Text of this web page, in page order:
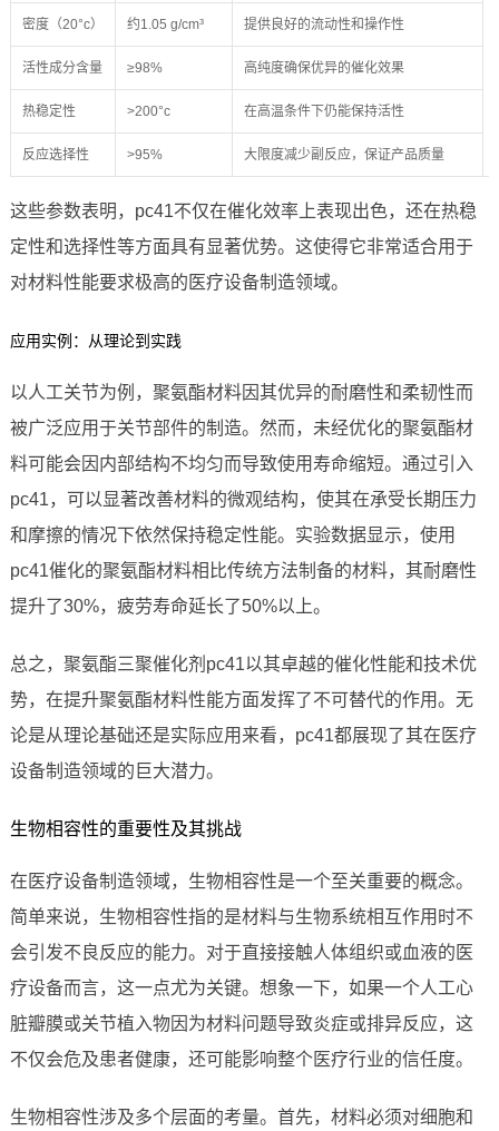
密度（20°c） 约1.05 g/cm³ 提供良好的流动性和操作性
活性成分含量 ≥98% 高纯度确保优异的催化效果
热稳定性 >200°c 在高温条件下仍能保持活性
反应选择性 >95% 大限度减少副反应，保证产品质量
这些参数表明，pc41不仅在催化效率上表现出色，还在热稳
定性和选择性等方面具有显著优势。这使得它非常适合用于
对材料性能要求极高的医疗设备制造领域。
应用实例：从理论到实践
以人工关节为例，聚氨酯材料因其优异的耐磨性和柔韧性而
被广泛应用于关节部件的制造。然而，未经优化的聚氨酯材
料可能会因内部结构不均匀而导致使用寿命缩短。通过引入
pc41，可以显著改善材料的微观结构，使其在承受长期压力
和摩擦的情况下依然保持稳定性能。实验数据显示，使用
pc41催化的聚氨酯材料相比传统方法制备的材料，其耐磨性
提升了30%，疲劳寿命延长了50%以上。
总之，聚氨酯三聚催化剂pc41以其卓越的催化性能和技术优
势，在提升聚氨酯材料性能方面发挥了不可替代的作用。无
论是从理论基础还是实际应用来看，pc41都展现了其在医疗
设备制造领域的巨大潜力。
生物相容性的重要性及其挑战
在医疗设备制造领域，生物相容性是一个至关重要的概念。
简单来说，生物相容性指的是材料与生物系统相互作用时不
会引发不良反应的能力。对于直接接触人体组织或血液的医
疗设备而言，这一点尤为关键。想象一下，如果一个人工心
脏瓣膜或关节植入物因为材料问题导致炎症或排异反应，这
不仅会危及患者健康，还可能影响整个医疗行业的信任度。
生物相容性涉及多个层面的考量。首先，材料必须对细胞和